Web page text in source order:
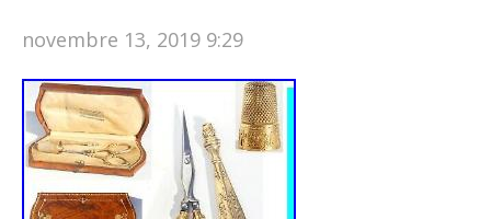
novembre 13, 2019 9:29